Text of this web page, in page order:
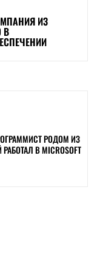
ИЗ
В
РОДОМ ИЗ
В MICROSOFT